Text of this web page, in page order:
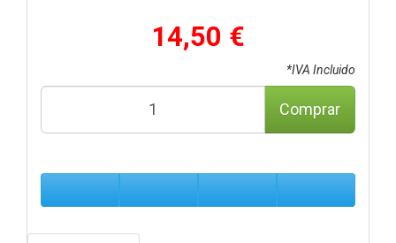
14,50 €
*IVA Incluido
Comprar